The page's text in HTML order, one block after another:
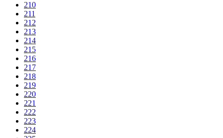
210
211
212
213
214
215
216
217
218
219
220
221
222
223
224